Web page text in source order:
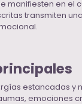
manifiesten en el
transmiten
estancadas y
emociones